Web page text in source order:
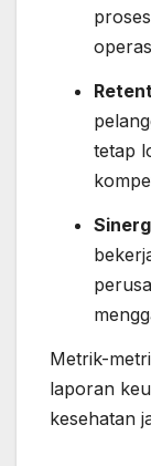
tetap
Metrik-
laporan
kesehatan